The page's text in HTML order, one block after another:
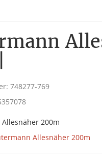
748277-769
Allesnäher 200m
Allesnäher 200m